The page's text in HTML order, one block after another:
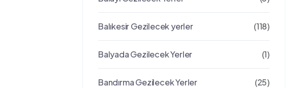
Balıkesir Gezilecek yerler (118)
Balyada Gezilecek Yerler (1)
Bandırma Gezilecek Yerler (25)